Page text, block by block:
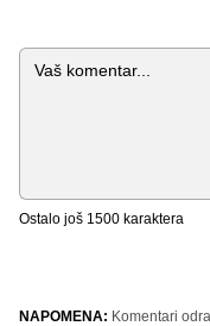
Komentar
Ostalo još 1500 karaktera
NAPOMENA: Komentari